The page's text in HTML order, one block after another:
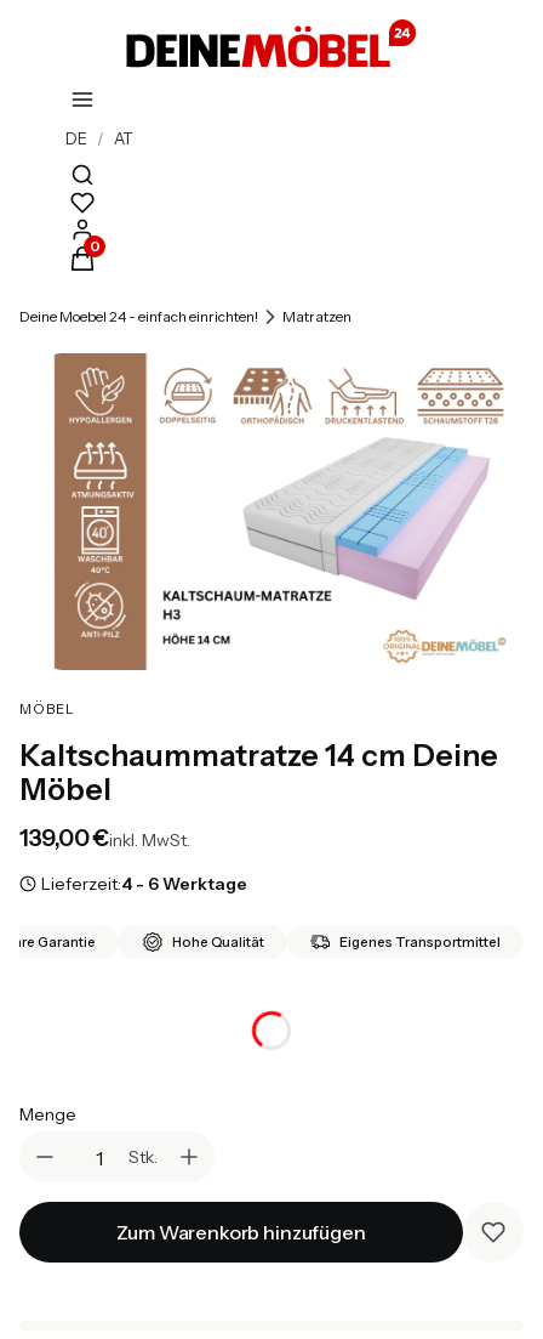
DE / AT
Suchmaschine öffnen
Produkte im Warenkorb: 0. Details anzeigen
Deine Moebel 24 - einfach einrichten! Matratzen
MÖBEL
Kaltschaummatratze 14 cm Deine
Möbel
Preis
139,00 €inkl. MwSt.
Lieferzeit:4 - 6 Werktage
Garantie Hohe Qualität Eigenes Transportmittel
Menge
Stk.
Zum Warenkorb hinzufügen